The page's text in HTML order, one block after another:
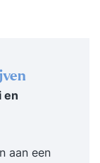
*
* De
/
en
aan een